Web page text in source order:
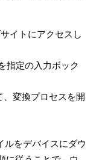
イトにアクセスし
指定の入力ボック
、変換プロセスを開
ルをデバイスにダウ